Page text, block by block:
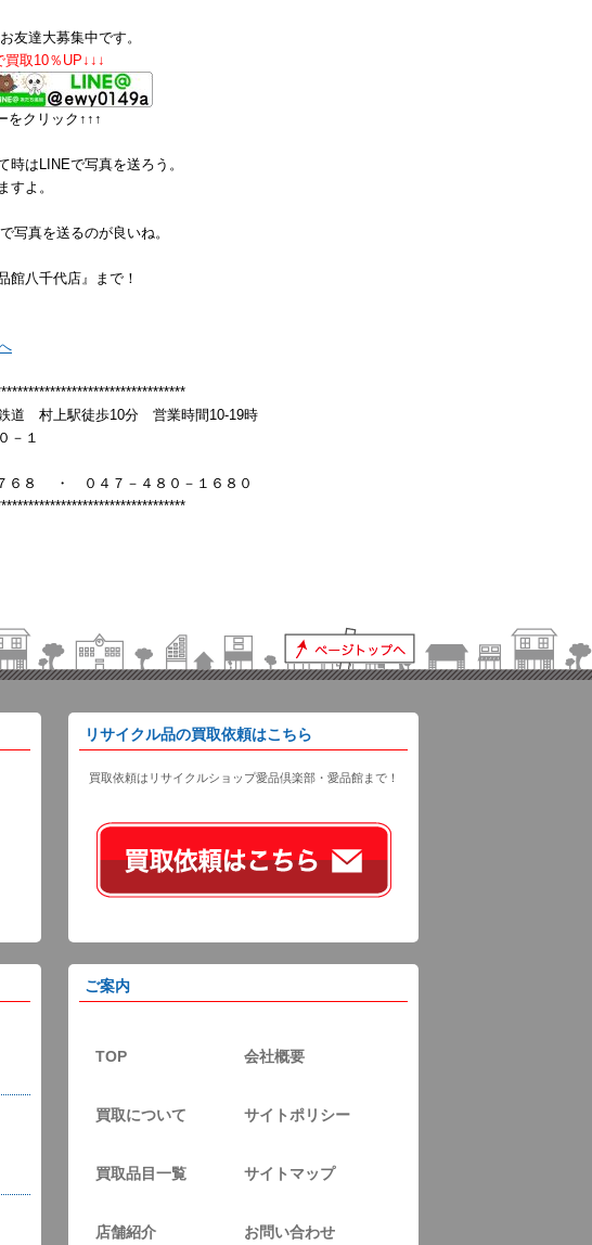
友達大募集中です。
取10％UP↓↓↓
をクリック↑↑↑
時はLINEで写真を送ろう。
すよ。
写真を送るのが良いね。
館八千代店』まで！
道 村上駅徒歩10分 営業時間10-19時
－１
６８ ・ ０４７－４８０－１６８０
リサイクル品の買取依頼はこちら
買取依頼はリサイクルショップ愛品倶楽部・愛品館まで！
ご案内
TOP 会社概要
買取について サイトポリシー
買取品目一覧 サイトマップ
店舗紹介 お問い合わせ